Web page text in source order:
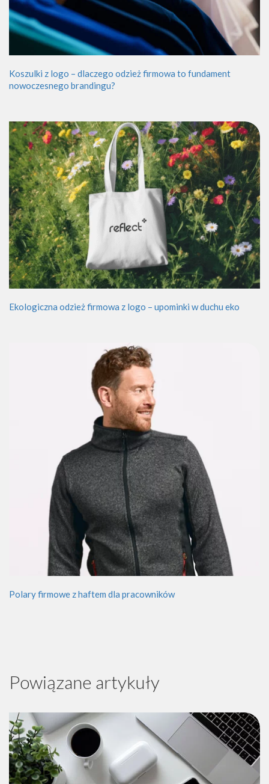
Koszulki z logo – dlaczego odzież firmowa to fundament
nowoczesnego brandingu?
Ekologiczna odzież firmowa z logo – upominki w duchu eko
Polary firmowe z haftem dla pracowników
Powiązane artykuły